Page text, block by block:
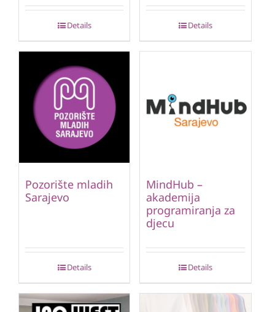
Details Details
Pozorište mladih
Sarajevo
Details
MindHub –
akademija
programiranja za
djecu
Details